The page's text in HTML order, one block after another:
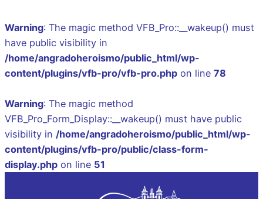
Warning: The magic method VFB_Pro::__wakeup() must
have public visibility in
/home/angradoheroismo/public_html/wp-
content/plugins/vfb-pro/vfb-pro.php on line 78
Warning: The magic method
VFB_Pro_Form_Display::__wakeup() must have public
visibility in /home/angradoheroismo/public_html/wp-
content/plugins/vfb-pro/public/class-form-
display.php on line 51